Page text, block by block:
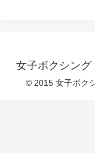
女子ボクシン
© 2015 女子ボク